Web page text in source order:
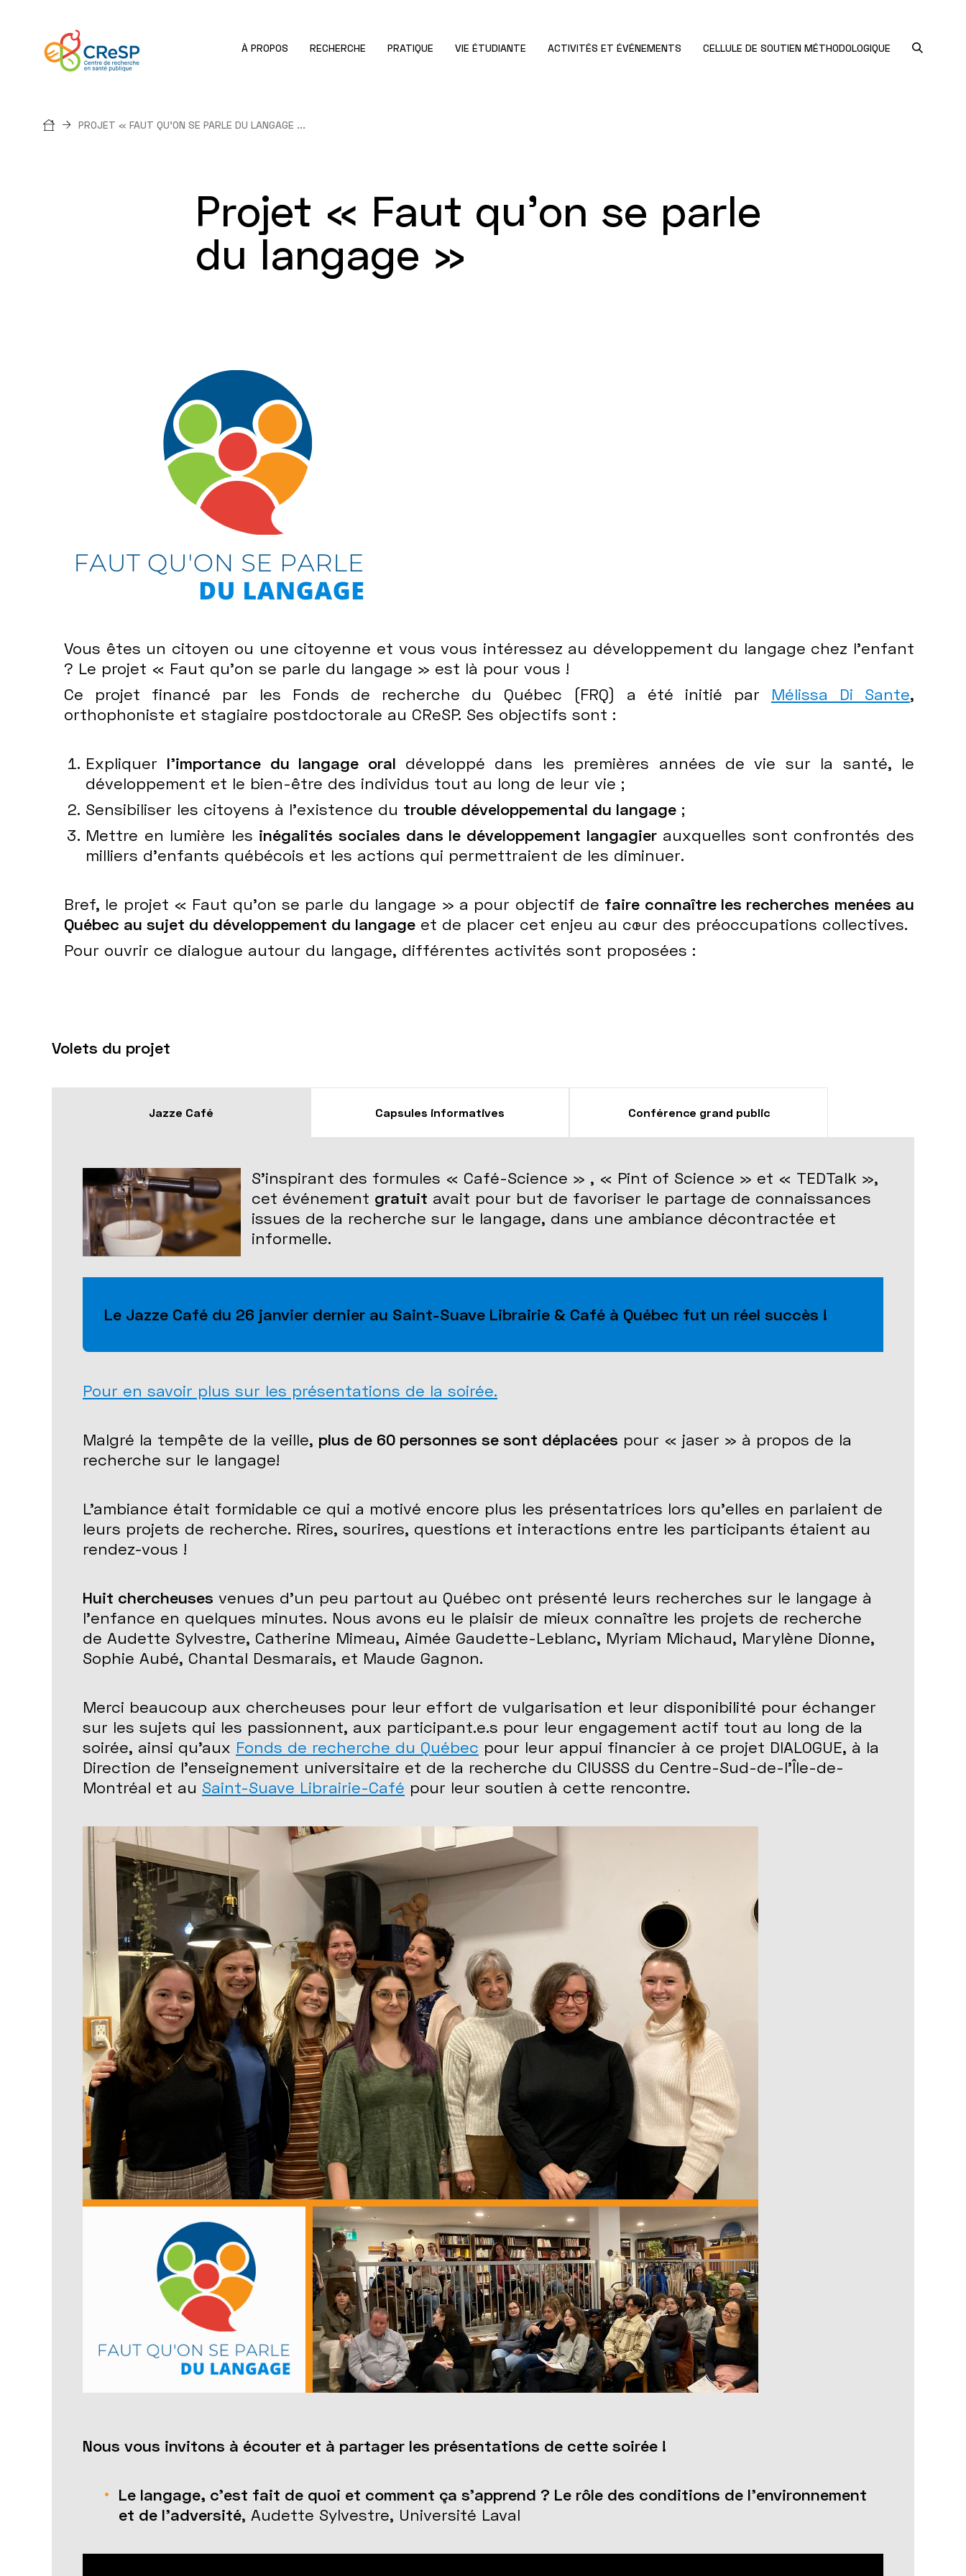
À PROPOS RECHERCHE PRATIQUE VIE ÉTUDIANTE ACTIVITÉS ET ÉVÉNEMENTS CELLULE DE SOUTIEN MÉTHODOLOGIQUE
PROJET « FAUT QU’ON SE PARLE DU LANGAGE ...
Projet « Faut qu’on se parle
du langage »
Vous êtes un citoyen ou une citoyenne et vous vous intéressez au développement du langage chez l'enfant
? Le projet « Faut qu’on se parle du langage » est là pour vous !
Ce projet financé par les Fonds de recherche du Québec (FRQ) a été initié par Mélissa Di Sante,
orthophoniste et stagiaire postdoctorale au CReSP. Ses objectifs sont :
Expliquer l’importance du langage oral développé dans les premières années de vie sur la santé, le
développement et le bien-être des individus tout au long de leur vie ;
Sensibiliser les citoyens à l’existence du trouble développemental du langage ;
Mettre en lumière les inégalités sociales dans le développement langagierauxquelles sont confrontés des
milliers d’enfants québécois et les actions qui permettraient de les diminuer.
Bref, le projet « Faut qu’on se parle du langage » a pour objectif de faire connaître les recherches menées au
Québec au sujet du développement du langage et de placer cet enjeu au cœur des préoccupations collectives.
Pour ouvrir ce dialogue autour du langage, différentes activités sont proposées :
Volets du projet
Jazze Café Capsules informatives Conférence grand public
S’inspirant des formules « Café-Science » , « Pint of Science » et « TEDTalk »,
cet événement gratuit avait pour but de favoriser le partage de connaissances
issues de la recherche sur le langage, dans une ambiance décontractée et
informelle.
Le Jazze Café du 26 janvier dernier au Saint-Suave Librairie & Café à Québec fut un réel succès !
Pour en savoir plus sur les présentations de la soirée.
Malgré la tempête de la veille, plus de 60 personnes se sont déplacées pour « jaser » à propos de la
recherche sur le langage!
L'ambiance était formidable ce qui a motivé encore plus les présentatrices lors qu'elles en parlaient de
leurs projets de recherche. Rires, sourires, questions et interactions entre les participants étaient au
rendez-vous !
Huit chercheuses venues d'un peu partout au Québec ont présenté leurs recherches sur le langage à
l'enfance en quelques minutes. Nous avons eu le plaisir de mieux connaître les projets de recherche
de Audette Sylvestre, Catherine Mimeau, Aimée Gaudette-Leblanc, Myriam Michaud, Marylène Dionne,
Sophie Aubé, Chantal Desmarais, et Maude Gagnon.
Merci beaucoup aux chercheuses pour leur effort de vulgarisation et leur disponibilité pour échanger
sur les sujets qui les passionnent, aux participant.e.s pour leur engagement actif tout au long de la
soirée, ainsi qu’aux Fonds de recherche du Québec pour leur appui financier à ce projet DIALOGUE, à la
Direction de l'enseignement universitaire et de la recherche du CIUSSS du Centre-Sud-de-l’Île-de-
Montréal et au Saint-Suave Librairie-Café pour leur soutien à cette rencontre.
Nous vous invitons à écouter et à partager les présentations de cette soirée !
Le langage, c'est fait de quoi et comment ça s’apprend ? Le rôle des conditions de l'environnement
et de l’adversité, Audette Sylvestre, Université Laval